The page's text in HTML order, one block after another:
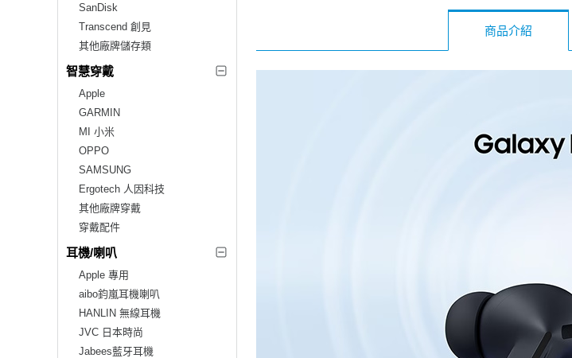
SanDisk
Transcend 創見
其他廠牌儲存類
智慧穿戴
Apple
GARMIN
MI 小米
OPPO
SAMSUNG
Ergotech 人因科技
其他廠牌穿戴
穿戴配件
耳機/喇叭
Apple 專用
aibo鈞嵐耳機喇叭
HANLIN 無線耳機
JVC 日本時尚
Jabees藍牙耳機
商品介紹